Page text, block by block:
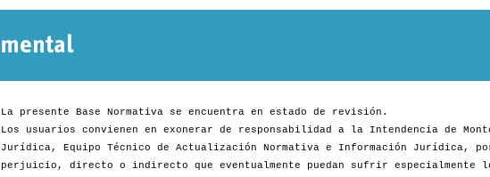
La presente Base Normativa se encuentra en estado de revisión.
Los usuarios convienen en exonerar de responsabilidad a la Intendencia de
Jurídica, Equipo Técnico de Actualización Normativa e Información Jurídica,
perjuicio, directo o indirecto que eventualmente puedan sufrir especialmente